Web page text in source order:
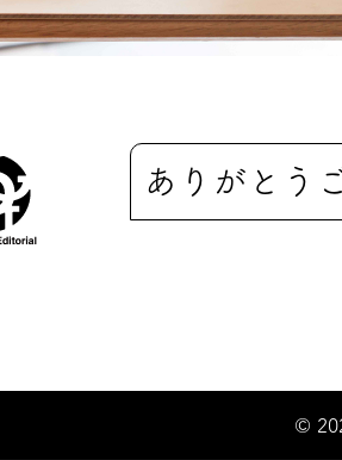
ありがとう
©